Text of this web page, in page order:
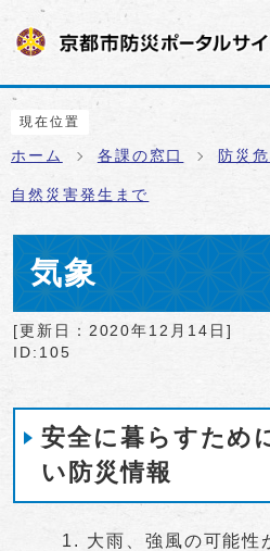
ページの先頭です
ここから本文です
現在位置
ホーム 各課の窓口 防災
自然災害発生まで
気象
[更新日： 2020年12月14日 ]
ID:105
安全に暮らすため
い防災情報
大雨、強風の可能性